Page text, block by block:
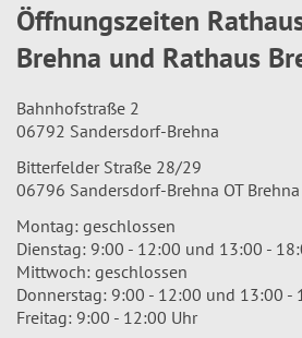
Öffnungszeiten
Brehna und Rathaus
Bahnhofstraße 2
06792 Sandersdorf-Brehna
Bitterfelder Straße 28/29
06796 Sandersdorf-Brehna OT Brehna
Montag: geschlossen
Dienstag: 9:00 - 12:00 und 13:00 -
Mittwoch: geschlossen
Donnerstag: 9:00 - 12:00 und 13:00 -
Freitag: 9:00 - 12:00 Uhr